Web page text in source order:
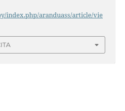
index.php/aranduass/article/vie